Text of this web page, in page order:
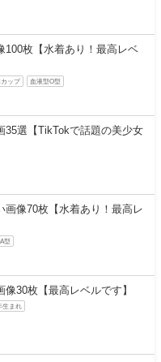
100枚【水着あり！最高レベ
カップ 血液型O型
35選【TikTokで話題の美少女
画像70枚【水着あり！最高レ
型
30枚【最高レベルです】
生まれ